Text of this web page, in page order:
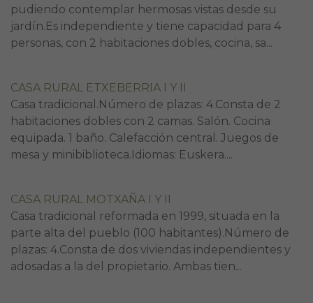
pudiendo contemplar hermosas vistas desde su
jardín.Es independiente y tiene capacidad para 4
personas, con 2 habitaciones dobles, cocina, sa...
CASA RURAL ETXEBERRIA I Y II
Casa tradicional.Número de plazas: 4.Consta de 2
habitaciones dobles con 2 camas. Salón. Cocina
equipada. 1 baño. Calefacción central. Juegos de
mesa y minibiblioteca.Idiomas: Euskera....
CASA RURAL MOTXAÑA I Y II
Casa tradicional reformada en 1999, situada en la
parte alta del pueblo (100 habitantes).Número de
plazas: 4.Consta de dos viviendas independientes y
adosadas a la del propietario. Ambas tien...